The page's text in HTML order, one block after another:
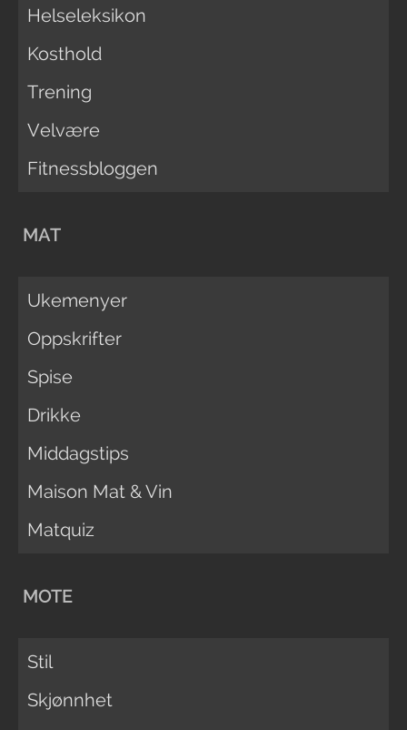
Helseleksikon
Kosthold
Trening
Velvære
Fitnessbloggen
MAT
Ukemenyer
Oppskrifter
Spise
Drikke
Middagstips
Maison Mat & Vin
Matquiz
MOTE
Stil
Skjønnhet